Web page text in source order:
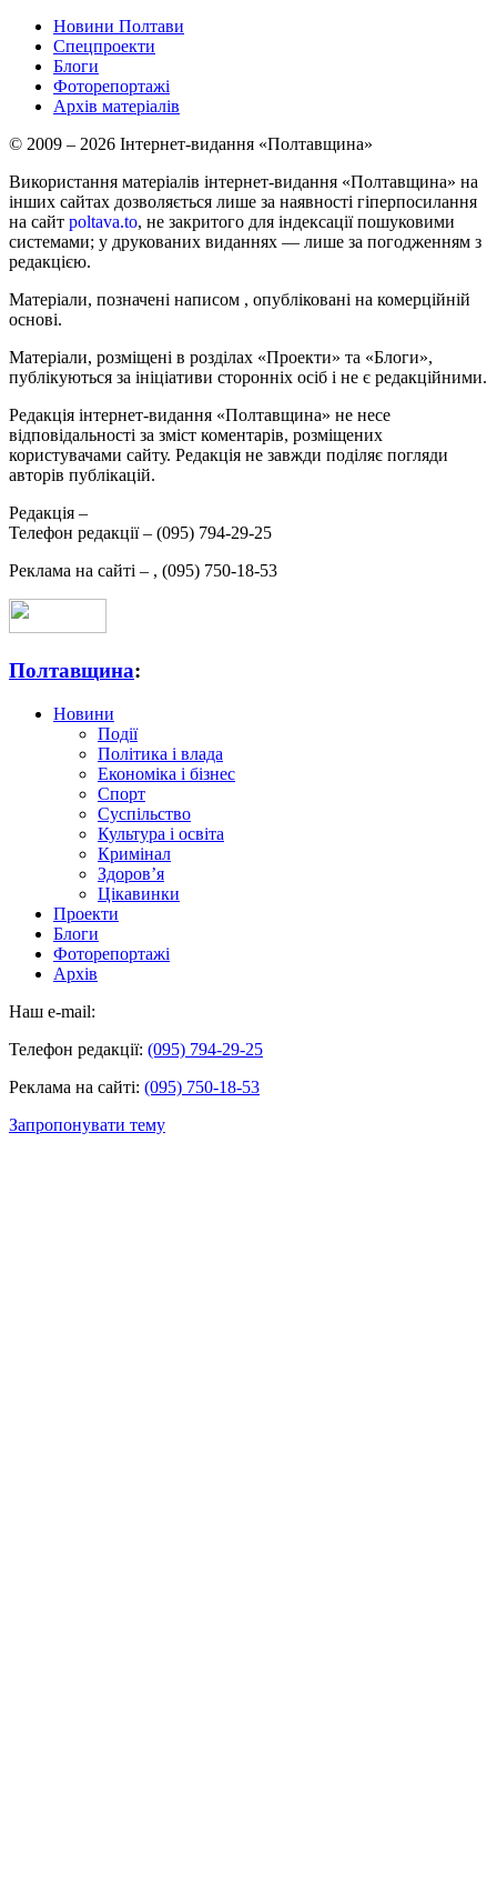
Новини Полтави
Спецпроекти
Блоги
Фоторепортажі
Архів матеріалів
© 2009 – 2026 Інтернет-видання «Полтавщина»
Використання матеріалів інтернет-видання «Полтавщина» на
інших сайтах дозволяється лише за наявності гіперпосилання
на сайт poltava.to, не закритого для індексації пошуковими
системами; у друкованих виданнях — лише за погодженням з
редакцією.
Матеріали, позначені написом , опубліковані на комерційній
основі.
Матеріали, розміщені в розділах «Проекти» та «Блоги»,
публікуються за ініціативи сторонніх осіб і не є редакційними.
Редакція інтернет-видання «Полтавщина» не несе
відповідальності за зміст коментарів, розміщених
користувачами сайту. Редакція не завжди поділяє погляди
авторів публікацій.
Редакція –
Телефон редакції – (095) 794-29-25
Реклама на сайті – , (095) 750-18-53
Полтавщина:
Новини
Події
Політика і влада
Економіка і бізнес
Спорт
Суспільство
Культура і освіта
Кримінал
Здоров’я
Цікавинки
Проекти
Блоги
Фоторепортажі
Архів
Наш e-mail:
Телефон редакції: (095) 794-29-25
Реклама на сайті: (095) 750-18-53
Запропонувати тему